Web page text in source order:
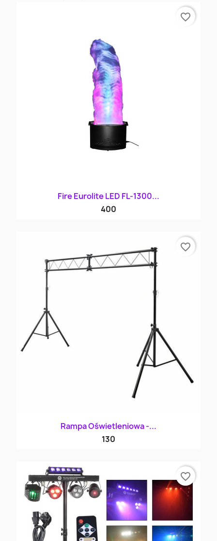
Fire Eurolite LED FL-1300...
400
favorite_border
Rampa Oświetleniowa -...
130
favorite_border
favorite_border